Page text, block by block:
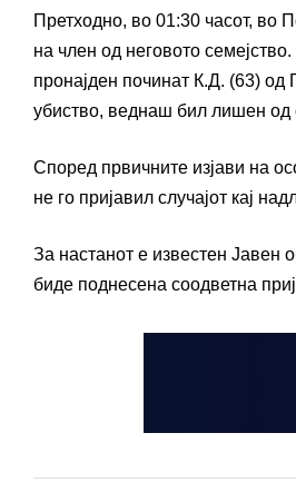
Претходно, во 01:30 часот, во
на член од неговото
пронајден починат К.Д. (63) од
убиство, веднаш бил лишен од
Според првичните изјави на
не го пријавил случајот кај
За настанот е известен Јавен
биде поднесена соодветна